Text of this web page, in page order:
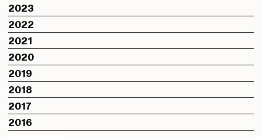
2023
2022
2021
2020
2019
2018
2017
2016